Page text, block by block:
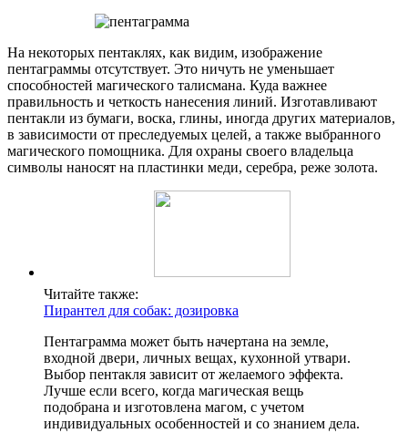
На некоторых пентаклях, как видим, изображение
пентаграммы отсутствует. Это ничуть не уменьшает
способностей магического талисмана. Куда важнее
правильность и четкость нанесения линий. Изготавливают
пентакли из бумаги, воска, глины, иногда других материалов,
в зависимости от преследуемых целей, а также выбранного
магического помощника. Для охраны своего владельца
символы наносят на пластинки меди, серебра, реже золота.
Читайте также:
Пирантел для собак: дозировка
Пентаграмма может быть начертана на земле,
входной двери, личных вещах, кухонной утвари.
Выбор пентакля зависит от желаемого эффекта.
Лучше если всего, когда магическая вещь
подобрана и изготовлена магом, с учетом
индивидуальных особенностей и со знанием дела.